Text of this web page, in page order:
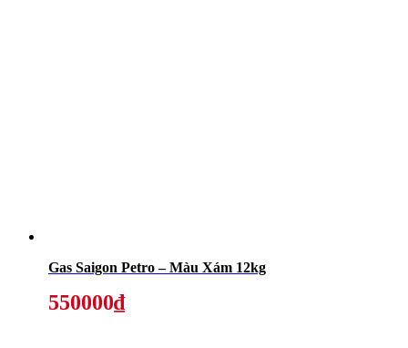
Gas Saigon Petro – Màu Xám 12kg
550000₫